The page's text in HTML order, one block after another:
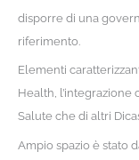
disporre di una
riferimento.
Elementi
Health,
Salute che di altri
Ampio spazio è stato